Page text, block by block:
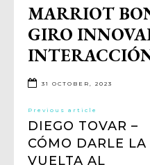
MARRIOT
GIRO
31 OCTOBER, 2023
Previous article
DIEGO TOVAR –
CÓMO DARLE LA
VUELTA AL